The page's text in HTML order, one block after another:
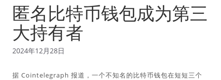
匿名比特币钱包成为第三
大持有者
2024年12月28日
据 Cointelegraph 报道，一个不知名的比特币钱包在短短三个